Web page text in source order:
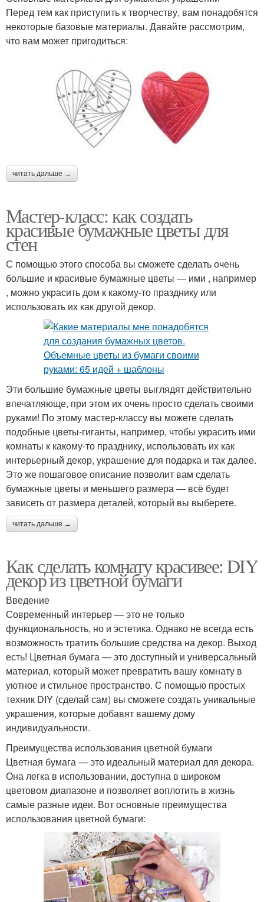
Перед тем как приступить к творчеству, вам понадобятся
некоторые базовые материалы. Давайте рассмотрим,
что вам может пригодиться:
читать дальше →
Мастер-класс: как создать
красивые бумажные цветы для
стен
С помощью этого способа вы сможете сделать очень
большие и красивые бумажные цветы — ими , например
, можно украсить дом к какому-то празднику или
использовать их как другой декор.
Эти большие бумажные цветы выглядят действительно
впечатляюще, при этом их очень просто сделать своими
руками! По этому мастер-классу вы можете сделать
подобные цветы-гиганты, например, чтобы украсить ими
комнаты к какому-то празднику, использовать их как
интерьерный декор, украшение для подарка и так далее.
Это же пошаговое описание позволит вам сделать
бумажные цветы и меньшего размера — всё будет
зависеть от размера деталей, который вы выберете.
читать дальше →
Как сделать комнату красивее: DIY
декор из цветной бумаги
Введение
Современный интерьер — это не только
функциональность, но и эстетика. Однако не всегда есть
возможность тратить большие средства на декор. Выход
есть! Цветная бумага — это доступный и универсальный
материал, который может превратить вашу комнату в
уютное и стильное пространство. С помощью простых
техник DIY (сделай сам) вы сможете создать уникальные
украшения, которые добавят вашему дому
индивидуальности.
Преимущества использования цветной бумаги
Цветная бумага — это идеальный материал для декора.
Она легка в использовании, доступна в широком
цветовом диапазоне и позволяет воплотить в жизнь
самые разные идеи. Вот основные преимущества
использования цветной бумаги: